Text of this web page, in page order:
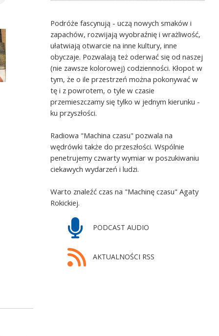
Podróże fascynują - uczą nowych smaków i
zapachów, rozwijają wyobraźnię i wrażliwość,
ułatwiają otwarcie na inne kultury, inne
obyczaje. Pozwalają też oderwać się od naszej
(nie zawsze kolorowej) codzienności. Kłopot w
tym, że o ile przestrzeń można pokonywać w
tę i z powrotem, o tyle w czasie
przemieszczamy się tylko w jednym kierunku -
ku przyszłości.
Radiowa "Machina czasu" pozwala na
wędrówki także do przeszłości. Wspólnie
penetrujemy czwarty wymiar w poszukiwaniu
ciekawych wydarzeń i ludzi.
Warto znaleźć czas na "Machinę czasu" Agaty
Rokickiej.
PODCAST AUDIO
AKTUALNOŚCI RSS